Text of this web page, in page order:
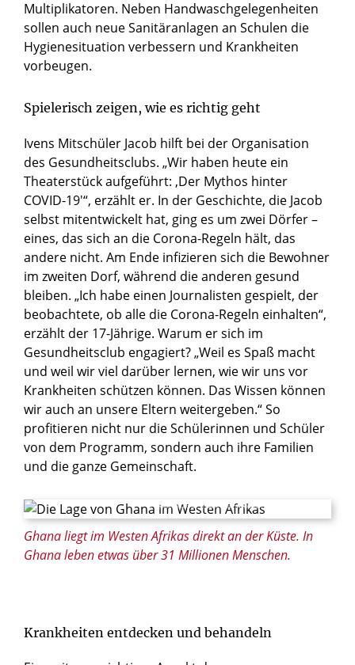
© VISUELL Büro für visuelle Kommunikation / Kindermissionswerk
Ghana liegt im Westen Afrikas direkt an der Küste. In
Ghana leben etwas über 31 Millionen Menschen.
Multiplikatoren. Neben Handwaschgelegenheiten
sollen auch neue Sanitäranlagen an Schulen die
Hygienesituation verbessern und Krankheiten
vorbeugen.
Spielerisch zeigen, wie es richtig geht
Ivens Mitschüler Jacob hilft bei der Organisation
des Gesundheitsclubs. „Wir haben heute ein
Theaterstück aufgeführt: ‚Der Mythos hinter
COVID-19′“, erzählt er. In der Geschichte, die Jacob
selbst mitentwickelt hat, ging es um zwei Dörfer –
eines, das sich an die Corona-Regeln hält, das
andere nicht. Am Ende infizieren sich die Bewohner
im zweiten Dorf, während die anderen gesund
bleiben. „Ich habe einen Journalisten gespielt, der
beobachtete, ob alle die Corona-Regeln einhalten“,
erzählt der 17-Jährige. Warum er sich im
Gesundheitsclub engagiert? „Weil es Spaß macht
und weil wir viel darüber lernen, wie wir uns vor
Krankheiten schützen können. Das Wissen können
wir auch an unsere Eltern weitergeben.“ So
profitieren nicht nur die Schülerinnen und Schüler
von dem Programm, sondern auch ihre Familien
und die ganze Gemeinschaft.
Krankheiten entdecken und behandeln